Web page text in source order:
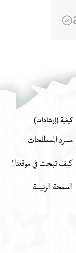
تكبير و تدوير
פלמא וצל
לכאדמה מע
كيفية (إرشادات)
مسرد المصطلحات
كيف تبحث في موقعنا؟
الصفحة الرئيسة